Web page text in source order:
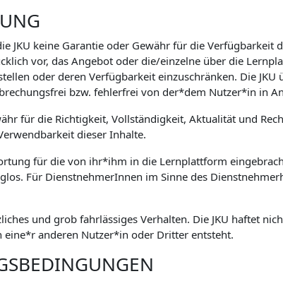
JKU keine Garantie oder Gewähr für die
vor, das Angebot oder die/einzelne über die
oder deren Verfügbarkeit einzuschränken. Die
bzw. fehlerfrei von der*dem Nutzer*in in
für die Richtigkeit, Vollständigkeit, Aktualität und
dieser Inhalte.
für die von ihr*ihm in die Lernplattform
Für DienstnehmerInnen im Sinne des
und grob fahrlässiges Verhalten. Die JKU haftet
anderen Nutzer*in oder Dritter entsteht.